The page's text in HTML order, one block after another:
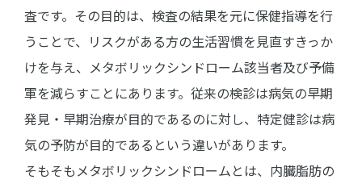
査です。その目的は、検査の結果を元に保健指導を行
うことで、リスクがある方の生活習慣を見直すきっか
けを与え、メタボリックシンドローム該当者及び予備
軍を減らすことにあります。従来の検診は病気の早期
発見・早期治療が目的であるのに対し、特定健診は病
気の予防が目的であるという違いがあります。
そもそもメタボリックシンドロームとは、内臓脂肪の